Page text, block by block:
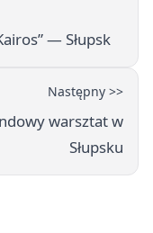
— Słupsk
Następny >>
warsztat w
Słupsku